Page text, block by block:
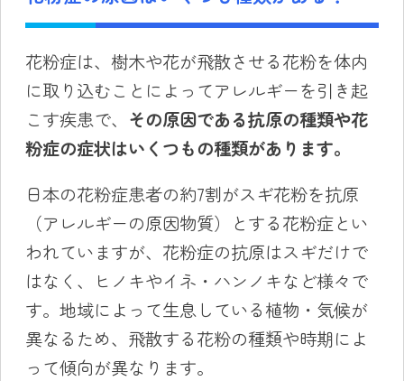
花粉症は、樹木や花が飛散させる花粉を体内
に取り込むことによってアレルギーを引き起
こす疾患で、 その原因である抗原の種類や花
粉症の症状はいくつもの種類があります。
日本の花粉症患者の約7割がスギ花粉を抗原
（アレルギーの原因物質）とする花粉症とい
われていますが、花粉症の抗原はスギだけで
はなく、ヒノキやイネ・ハンノキなど様々で
す。地域によって生息している植物・気候が
異なるため、飛散する花粉の種類や時期によ
って傾向が異なります。